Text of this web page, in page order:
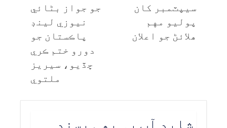
سيپٽمبر کان
پوليو مهم
هلائڻ جو اعلان
جو جواز بڻائي
نيوزي لينڊ
پاڪستان جو
دورو ختم ڪري
ڇڏيو، سيريز
ملتوي
شاید آپ یہ بھی پسند